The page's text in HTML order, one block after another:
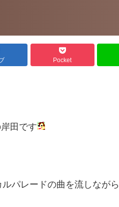
Pocket
田です
パレードの曲を流しながら